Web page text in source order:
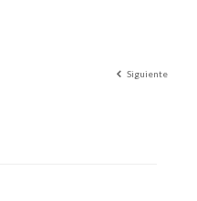
Siguiente